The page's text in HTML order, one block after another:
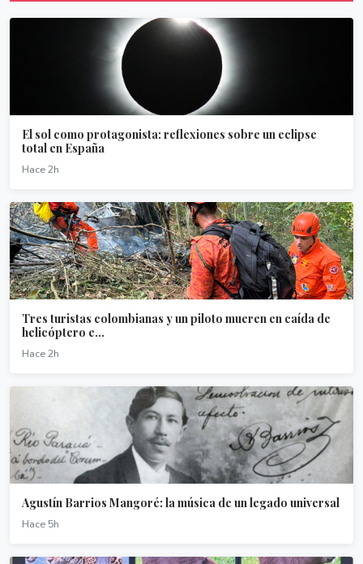
El sol como protagonista: reflexiones sobre un eclipse
total en España
Hace 2h
Tres turistas colombianas y un piloto mueren en caída de
helicóptero e...
Hace 2h
Agustín Barrios Mangoré: la música de un legado universal
Hace 5h